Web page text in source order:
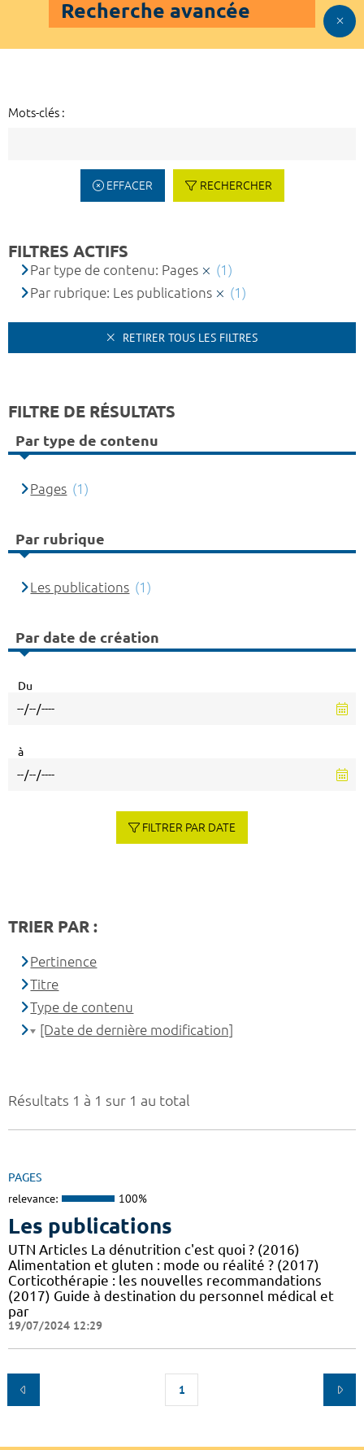
Recherche avancée
Mots-clés :
EFFACER RECHERCHER
Résultats 1 à 1 sur 1 au total
PAGES
relevance: 100%
Les publications
UTN Articles La dénutrition c'est quoi ? (2016)
Alimentation et gluten : mode ou réalité ? (2017)
Corticothérapie : les nouvelles recommandations
(2017) Guide à destination du personnel médical et
par
19/07/2024 12:29
1
FILTRES ACTIFS
Par type de contenu: Pages
(1)
Par rubrique: Les publications
(1)
RETIRER TOUS LES FILTRES
FILTRE DE RÉSULTATS
Par type de contenu
Pages (1)
Par rubrique
Les publications (1)
Par date de création
Du
à
FILTRER PAR DATE
TRIER PAR :
Pertinence
Titre
Type de contenu
[Date de dernière modification]